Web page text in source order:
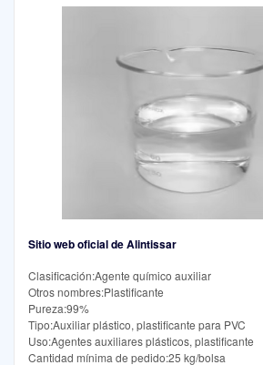
Sitio web oficial de Alintissar
Clasificación:Agente químico auxiliar
Otros nombres:Plastificante
Pureza:99%
Tipo:Auxiliar plástico, plastificante para PVC
Uso:Agentes auxiliares plásticos, plastificante
Cantidad mínima de pedido:25 kg/bolsa